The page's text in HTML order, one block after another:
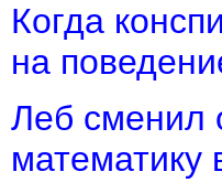
Когда
на
Леб сменил
математику